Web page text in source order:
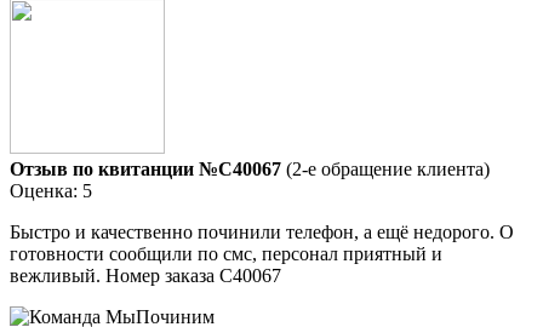
Отзыв по квитанции №C40067 (2-е обращение клиента)
Оценка: 5
Быстро и качественно починили телефон, а ещё недорого. О
готовности сообщили по смс, персонал приятный и
вежливый. Номер заказа С40067